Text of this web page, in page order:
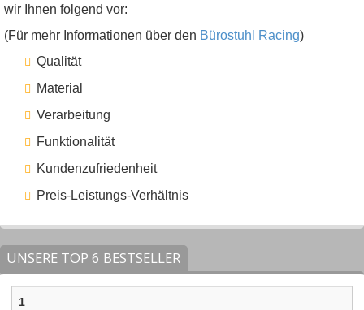
wir Ihnen folgend vor:
(Für mehr Informationen über den Bürostuhl Racing)
Qualität
Material
Verarbeitung
Funktionalität
Kundenzufriedenheit
Preis-Leis­tungs-Ver­hält­nis
UNSERE TOP 6 BESTSELLER
1